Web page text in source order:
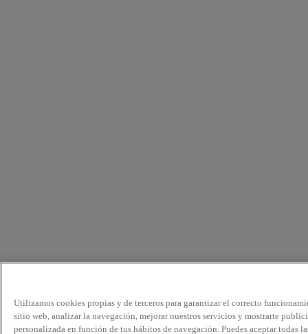
Utilizamos cookies propias y de terceros para garantizar el correcto
sitio web, analizar la navegación, mejorar nuestros servicios y mostrarte
personalizada en función de tus hábitos de navegación. Puedes aceptar todas